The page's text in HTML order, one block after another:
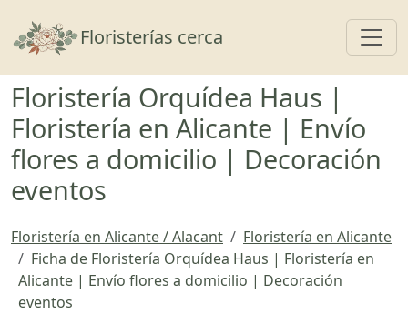
Floristerías cerca
Floristería Orquídea Haus |
Floristería en Alicante | Envío
flores a domicilio | Decoración
eventos
Floristería en Alicante / Alacant
Floristería en Alicante
Ficha de Floristería Orquídea Haus | Floristería en
Alicante | Envío flores a domicilio | Decoración
eventos